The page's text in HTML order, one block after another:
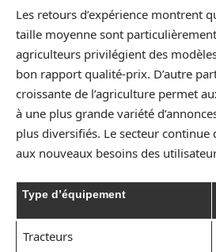
Les retours d’expérience montrent
taille moyenne sont
agriculteurs privilégient des
bon rapport qualité-prix. D’autre
croissante de l’agriculture permet
à une plus grande variété
plus diversifiés. Le secteur continue
aux nouveaux besoins des
Type d’équipement
Tracteurs